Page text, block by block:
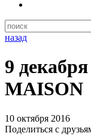
назад
9
MAISON
10 октября 2016
Поделиться с